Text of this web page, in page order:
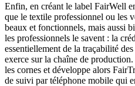
Enfin, en créant le label FairWell
que le textile professionnel ou les
beaux et fonctionnels, mais aussi
les professionnels le savent : la
essentiellement de la traçabilité
exerce sur la chaîne de
les cornes et développe alors
de suivi par téléphone mobile qui